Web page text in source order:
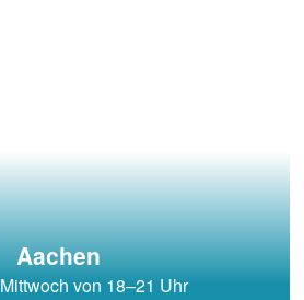
Aachen
von 18–21 Uhr